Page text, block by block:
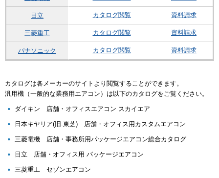
日立 カタログ閲覧 資料請求
三菱重工 カタログ閲覧 資料請求
パナソニック カタログ閲覧 資料請求
カタログは各メーカーのサイトより閲覧することができます。
汎用機（一般的な業務用エアコン）は以下のカタログをご覧ください。
ダイキン 店舗・オフィスエアコン スカイエア
日本キヤリア(旧:東芝) 店舗・オフィス用カスタムエアコン
三菱電機 店舗・事務所用パッケージエアコン総合カタログ
日立 店舗・オフィス用 パッケージエアコン
三菱重工 セゾンエアコン